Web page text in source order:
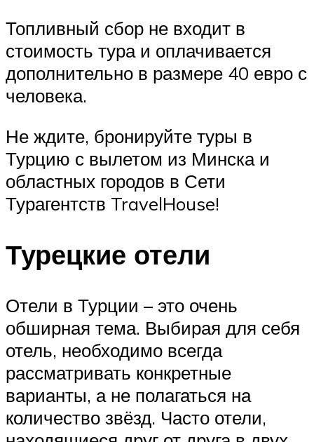
Топливный сбор не входит в
стоимость тура и оплачивается
дополнительно в размере 40 евро с
человека.
Не ждите, бронируйте туры в
Турцию с вылетом из Минска и
областных городов в Сети
Турагентств TravelHouse!
Турецкие отели
Отели в Турции – это очень
обширная тема. Выбирая для себя
отель, необходимо всегда
рассматривать конкретные
варианты, а не полагаться на
количество звёзд. Часто отели,